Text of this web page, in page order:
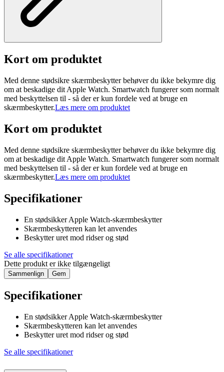
Kort om produktet
Med denne stødsikre skærmbeskytter behøver du ikke bekymre dig
om at beskadige dit Apple Watch. Smartwatch fungerer som normalt
med beskyttelsen til - så der er kun fordele ved at bruge en
skærmbeskytter.Læs mere om produktet
Kort om produktet
Med denne stødsikre skærmbeskytter behøver du ikke bekymre dig
om at beskadige dit Apple Watch. Smartwatch fungerer som normalt
med beskyttelsen til - så der er kun fordele ved at bruge en
skærmbeskytter.Læs mere om produktet
Specifikationer
En stødsikker Apple Watch-skærmbeskytter
Skærmbeskytteren kan let anvendes
Beskytter uret mod ridser og stød
Se alle specifikationer
Dette produkt er ikke tilgængeligt
Sammenlign Gem
Specifikationer
En stødsikker Apple Watch-skærmbeskytter
Skærmbeskytteren kan let anvendes
Beskytter uret mod ridser og stød
Se alle specifikationer